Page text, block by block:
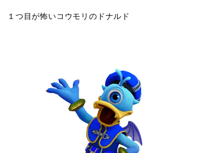
１つ目が怖いコウモリのドナルド